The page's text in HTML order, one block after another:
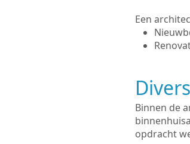
Een
Binnen de
opdracht